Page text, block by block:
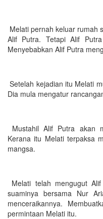
Melati pernah keluar rumah
Alif Putra. Tetapi Alif
Menyebabkan Alif Putra
Setelah kejadian itu Melati
Dia mula mengatur
Mustahil Alif Putra akan
Kerana itu Melati terpaksa
mangsa.
Melati telah mengugut
suaminya bersama Nur
menceraikannya.
permintaan Melati itu.